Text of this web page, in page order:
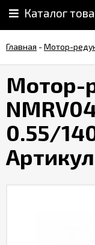
Каталог
Главная -Мотор-
Мотор-
0.55/